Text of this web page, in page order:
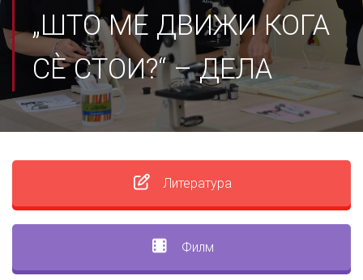
„ШТО МЕ ДВИЖИ КОГА
СÈ СТОИ?“ – ДЕЛА
Литература
Филм